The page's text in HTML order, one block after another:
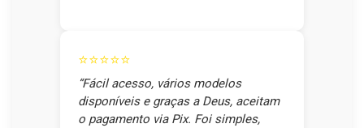
⭐⭐⭐⭐⭐
“Fácil acesso, vários modelos
disponíveis e graças a Deus, aceitam
o pagamento via Pix. Foi simples,